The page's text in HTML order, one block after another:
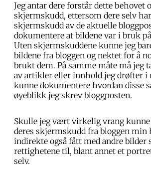
Jeg antar dere forstår dette behovet
skjermskudd, ettersom dere selv
skjermskudd av de aktuelle
dokumentere at bildene var i bruk
Uten skjermskuddene kunne jeg
bildene fra bloggen og nektet for å
brukt dem. På samme måte må jeg
av artikler eller innhold jeg drøfter i
kunne dokumentere hvordan disse
øyeblikk jeg skrev bloggposten.
Skulle jeg vært virkelig vrang
deres skjermskudd fra bloggen min
indirekte også fått med andre bilder
rettighetene til, blant annet et
selv.